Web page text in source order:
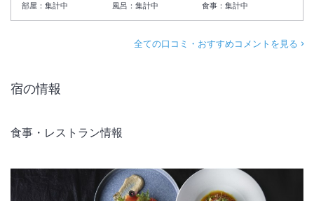
部屋： 集計中 風呂： 集計中 食事：集計中
全ての口コミ・おすすめコメントを見る
宿の情報
食事・レストラン情報